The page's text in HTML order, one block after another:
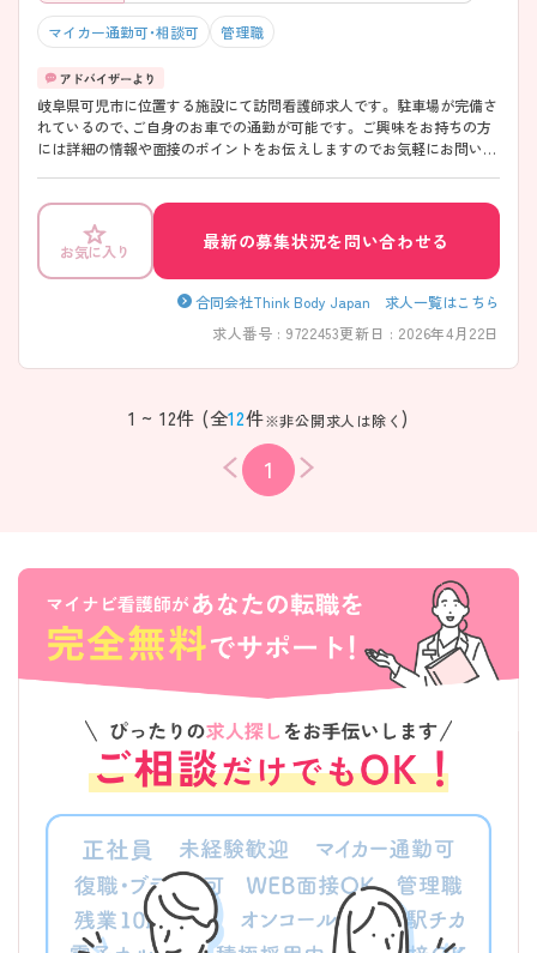
マイカー通勤可・相談可 管理職
岐阜県可児市に位置する施設にて訪問看護師求人です。 駐車場が完備さ
れているので、ご自身のお車での通勤が可能です。 ご興味をお持ちの方
には詳細の情報や面接のポイントをお伝えしますのでお気軽にお問い合
お気に入り 最新の募集状況を問い合わせる
合同会社Think Body Japan 求人一覧はこちら
求人番号 : 9722453更新日 : 2026年4月22日
1 ~ 12件 (全12件※非公開求人は除く )
1